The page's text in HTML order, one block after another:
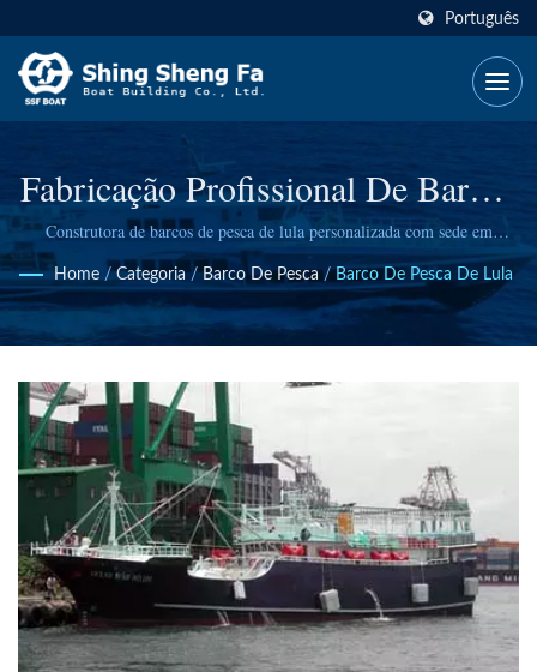
Português
Fabricação Profissional De Barcos
De Pesca De Lula
Construtora de barcos de pesca de lula personalizada com sede em
Taiwan, entregando embarcações especializadas em todo o mundo com
décadas de experiência comprovada e capacidades avançadas de
engenharia marinha.
Home / Categoria / Barco De Pesca / Barco De Pesca De Lula